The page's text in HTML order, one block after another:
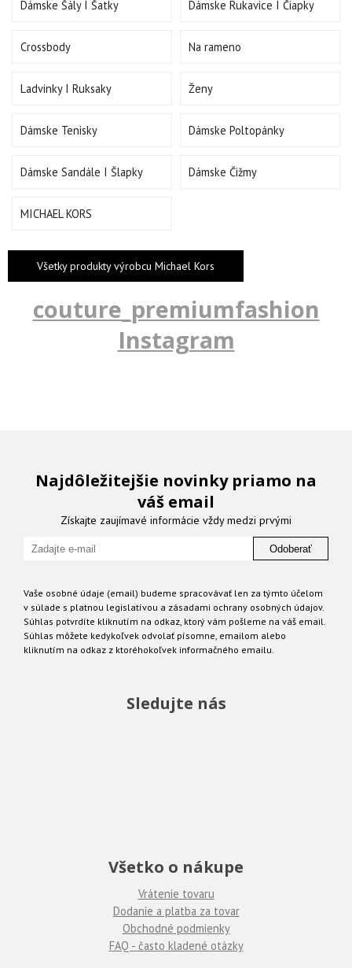
Dámske Šály I Šatky Dámske Rukavice I Čiapky
Crossbody Na rameno
Ladvinky I Ruksaky Ženy
Dámske Tenisky Dámske Poltopánky
Dámske Sandále I Šlapky Dámske Čižmy
MICHAEL KORS
Všetky produkty výrobcu Michael Kors
couture_premiumfashion
Instagram
Najdôležitejšie novinky priamo na
váš email
Získajte zaujímavé informácie vždy medzi prvými
Odoberať
Vaše osobné údaje (email) budeme spracovávať len za týmto účelom
v súlade s platnou legislatívou a zásadami ochrany osobných údajov.
Súhlas potvrdíte kliknutím na odkaz, ktorý vám pošleme na váš email.
Súhlas môžete kedykoľvek odvolať písomne, emailom alebo
kliknutím na odkaz z ktoréhokoľvek informačného emailu.
Sledujte nás
Všetko o nákupe
Vrátenie tovaru
Dodanie a platba za tovar
Obchodné podmienky
FAQ - často kladené otázky